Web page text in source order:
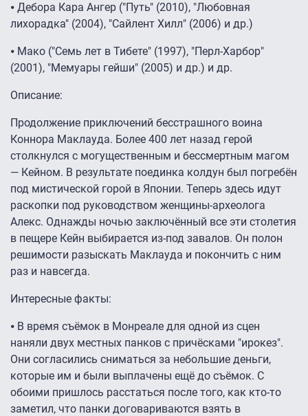
⦁ Дебора Кара Ангер ("Путь" (2010), "Любовная
лихорадка" (2004), "Сайлент Хилл" (2006) и др.)
⦁ Мако ("Семь лет в Тибете" (1997), "Перл-Харбор"
(2001), "Мемуары гейши" (2005) и др.) и др.
Описание:
Продолжение приключений бесстрашного воина
Коннора Маклауда. Более 400 лет назад герой
столкнулся с могущественным и бессмертным магом
— Кейном. В результате поединка колдун был погребён
под мистической горой в Японии. Теперь здесь идут
раскопки под руководством женщины-археолога
Алекс. Однажды ночью заключённый все эти столетия
в пещере Кейн выбирается из-под завалов. Он полон
решимости разыскать Маклауда и покончить с ним
раз и навсегда.
Интересные факты:
⦁ В время съёмок в Монреале для одной из сцен
наняли двух местных панков с причёсками "ирокез".
Они согласились сниматься за небольшие деньги,
которые им и были выплачены ещё до съёмок. С
обоими пришлось расстаться после того, как кто-то
заметил, что панки договариваются взять в